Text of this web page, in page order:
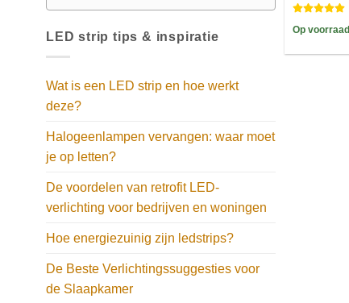
LED strip tips & inspiratie
Wat is een LED strip en hoe werkt
deze?
Halogeenlampen vervangen: waar moet
je op letten?
De voordelen van retrofit LED-
verlichting voor bedrijven en woningen
Hoe energiezuinig zijn ledstrips?
De Beste Verlichtingssuggesties voor
de Slaapkamer
Op voorraad